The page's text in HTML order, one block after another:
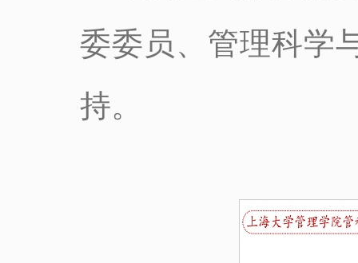
委委员、管理科学
持。